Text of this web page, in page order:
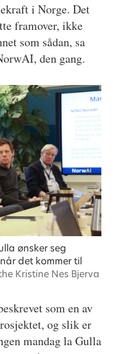
i Norge. Det
framover, ikke
som sådan, sa
den gang.
ønsker seg
det kommer til
Kristine Nes Bjerva
som en av
og slik er
mandag la Gulla